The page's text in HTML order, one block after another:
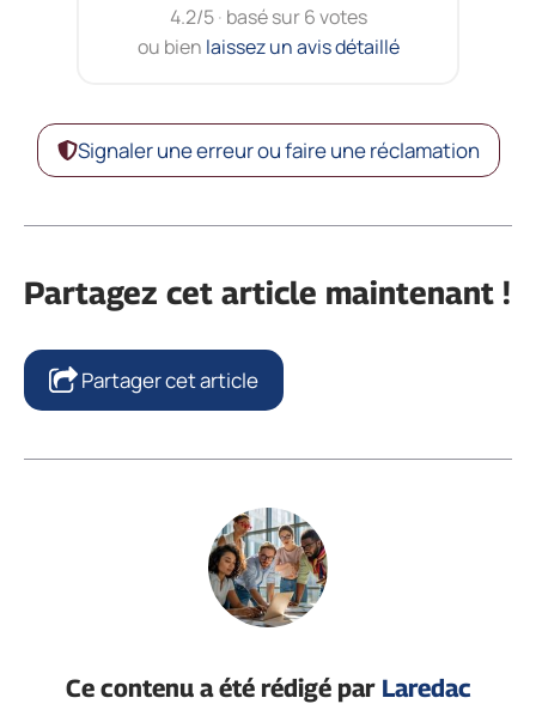
4.2/5· basé sur 6 votes
ou bien laissez un avis détaillé
Signaler une erreur ou faire une réclamation
Partagez cet article maintenant !
Partager cet article
Ce contenu a été rédigé par Laredac